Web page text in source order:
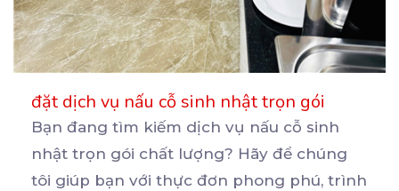
đặt dịch vụ nấu cỗ sinh nhật trọn gói
Bạn đang tìm kiếm dịch vụ nấu cỗ sinh
nhật trọn gói chất lượng? Hãy để chúng
tôi giúp bạn với thực đơn phong phú, trình